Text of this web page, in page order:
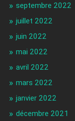
septembre 2022
juillet 2022
juin 2022
mai 2022
avril 2022
mars 2022
janvier 2022
décembre 2021